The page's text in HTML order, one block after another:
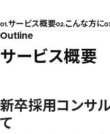
サービス概要 こんな方に
Outline
サービス概要
新卒採用コンサ
て